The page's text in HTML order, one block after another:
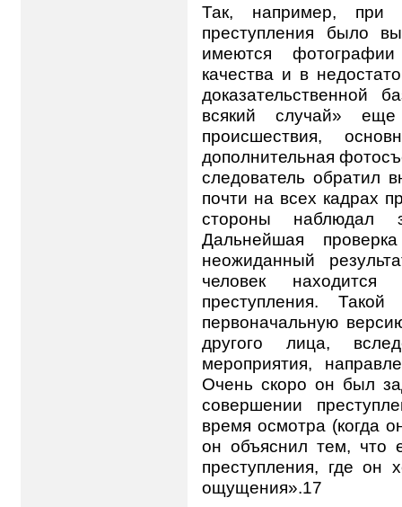
Так, например, при
преступления было
имеются
качества и в
доказательственной
всякий случай»
происшествия,
дополнительная
следователь обратил
почти на всех кадрах
стороны наблюдал
Дальнейшая
неожиданный
человек
преступления.
первоначальную
другого лица,
мероприятия,
Очень скоро он был
совершении
время осмотра (когда
он объяснил тем, что
преступления, где он
ощущения».17